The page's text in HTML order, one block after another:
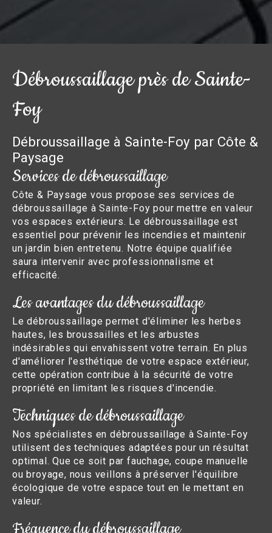
Débroussaillage près de Sainte-
Foy
Débroussaillage à Sainte-Foy par Côte &
Paysage
Services de débroussaillage
Côte & Paysage vous propose ses services de
débroussaillage à Sainte-Foy pour mettre en valeur
vos espaces extérieurs. Le débroussaillage est
essentiel pour prévenir les incendies et maintenir
un jardin bien entretenu. Notre équipe qualifiée
saura intervenir avec professionnalisme et
efficacité.
Les avantages du débroussaillage
Le débroussaillage permet d'éliminer les herbes
hautes, les broussailles et les arbustes
indésirables qui envahissent votre terrain. En plus
d'améliorer l'esthétique de votre espace extérieur,
cette opération contribue à la sécurité de votre
propriété en limitant les risques d'incendie.
Techniques de débroussaillage
Nos spécialistes en débroussaillage à Sainte-Foy
utilisent des techniques adaptées pour un résultat
optimal. Que ce soit par fauchage, coupe manuelle
ou broyage, nous veillons à préserver l'équilibre
écologique de votre espace tout en le mettant en
valeur.